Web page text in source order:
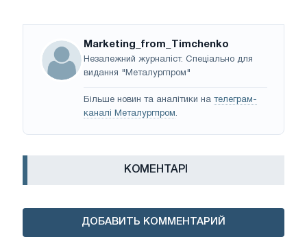
Marketing_from_Timchenko
Незалежний журналіст. Спеціально для
видання "Металургпром"
Більше новин та аналітики на телеграм-
каналі Металургпром.
КОМЕНТАРІ
ДОБАВИТЬ КОММЕНТАРИЙ